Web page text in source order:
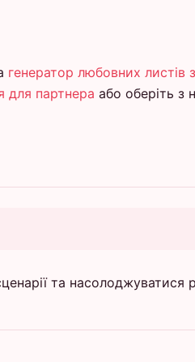
генератор любовних листів
для партнера або оберіть з
та насолоджуватися